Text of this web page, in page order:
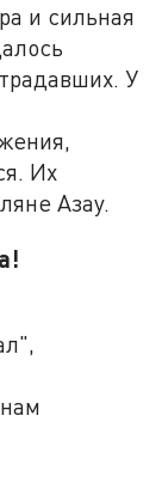
и сильная
У
Их
Азау.